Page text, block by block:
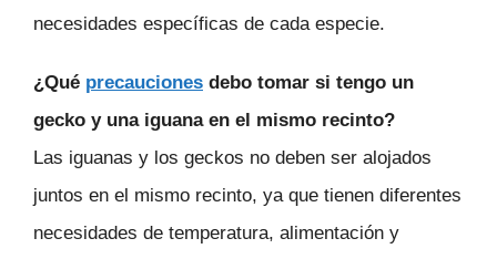
necesidades específicas de cada especie.
¿Qué precauciones debo tomar si tengo un
gecko y una iguana en el mismo recinto?
Las iguanas y los geckos no deben ser alojados
juntos en el mismo recinto, ya que tienen diferentes
necesidades de temperatura, alimentación y